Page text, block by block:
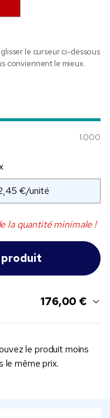
le curseur ci-dessous
conviennent le mieux.
1.000
la quantité minimale !
176,00 €
le produit moins
le même prix.